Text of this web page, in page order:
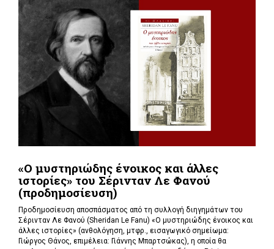
«Ο μυστηριώδης ένοικος και άλλες
ιστορίες» του Σέρινταν Λε Φανού
(προδημοσίευση)
Προδημοσίευση αποσπάσματος από τη συλλογή διηγημάτων του
Σέρινταν Λε Φανού (Sheridan Le Fanu) «Ο μυστηριώδης ένοικος και
άλλες ιστορίες» (ανθολόγηση, μτφρ., εισαγωγικό σημείωμα:
Γιώργος Θάνος, επιμέλεια: Γιάννης Μπαρτσώκας), η οποία θα